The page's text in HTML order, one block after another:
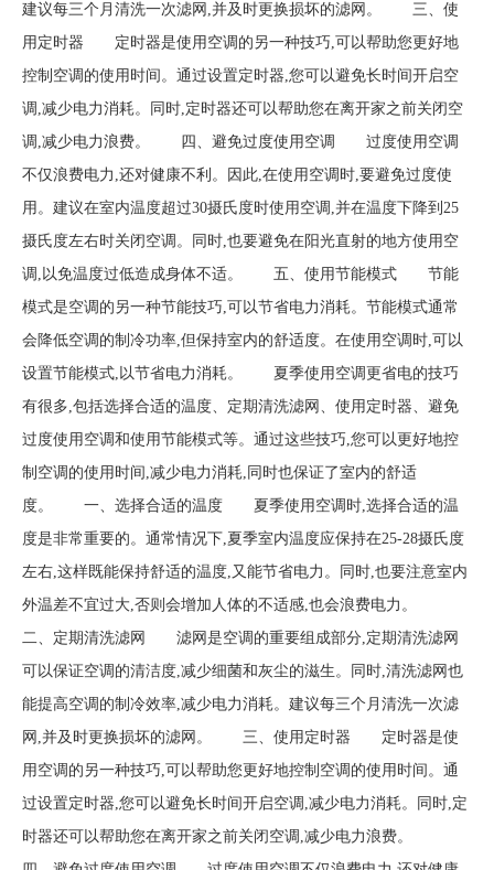
建议每三个月清洗一次滤网,并及时更换损坏的滤网。 三、使
用定时器 定时器是使用空调的另一种技巧,可以帮助您更好地
控制空调的使用时间。通过设置定时器,您可以避免长时间开启空
调,减少电力消耗。同时,定时器还可以帮助您在离开家之前关闭空
调,减少电力浪费。 四、避免过度使用空调 过度使用空调
不仅浪费电力,还对健康不利。因此,在使用空调时,要避免过度使
用。建议在室内温度超过30摄氏度时使用空调,并在温度下降到25
摄氏度左右时关闭空调。同时,也要避免在阳光直射的地方使用空
调,以免温度过低造成身体不适。 五、使用节能模式 节能
模式是空调的另一种节能技巧,可以节省电力消耗。节能模式通常
会降低空调的制冷功率,但保持室内的舒适度。在使用空调时,可以
设置节能模式,以节省电力消耗。 夏季使用空调更省电的技巧
有很多,包括选择合适的温度、定期清洗滤网、使用定时器、避免
过度使用空调和使用节能模式等。通过这些技巧,您可以更好地控
制空调的使用时间,减少电力消耗,同时也保证了室内的舒适
度。 一、选择合适的温度 夏季使用空调时,选择合适的温
度是非常重要的。通常情况下,夏季室内温度应保持在25-28摄氏度
左右,这样既能保持舒适的温度,又能节省电力。同时,也要注意室内
外温差不宜过大,否则会增加人体的不适感,也会浪费电力。
二、定期清洗滤网 滤网是空调的重要组成部分,定期清洗滤网
可以保证空调的清洁度,减少细菌和灰尘的滋生。同时,清洗滤网也
能提高空调的制冷效率,减少电力消耗。建议每三个月清洗一次滤
网,并及时更换损坏的滤网。 三、使用定时器 定时器是使
用空调的另一种技巧,可以帮助您更好地控制空调的使用时间。通
过设置定时器,您可以避免长时间开启空调,减少电力消耗。同时,定
时器还可以帮助您在离开家之前关闭空调,减少电力浪费。